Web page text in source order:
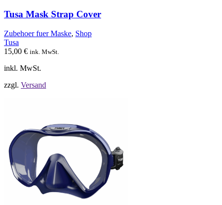
auf.
Die
Optionen
können
Tusa Mask Strap Cover
Zubehoer fuer Maske, Shop
Tusa
15,00 € ink. MwSt.
inkl. MwSt.
zzgl. Versand